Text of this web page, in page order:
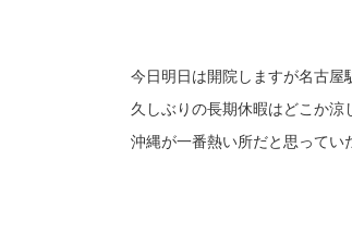
今日明日は開院しますが名古屋
久しぶりの長期休暇はどこか涼
沖縄が一番熱い所だと思ってい